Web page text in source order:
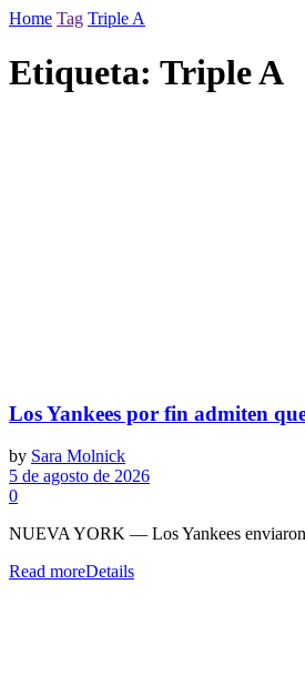
Home Tag Triple A
Etiqueta: Triple A
Los Yankees por fin admiten
by Sara Molnick
5 de agosto de 2026
0
NUEVA YORK — Los Yankees enviaron
Read moreDetails